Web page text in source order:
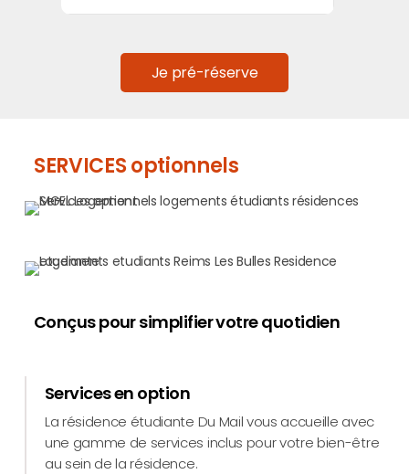
Je pré-réserve
SERVICES optionnels
Conçus pour simplifier votre quotidien
Services en option
La résidence étudiante Du Mail vous accueille avec
une gamme de services inclus pour votre bien-être
au sein de la résidence.